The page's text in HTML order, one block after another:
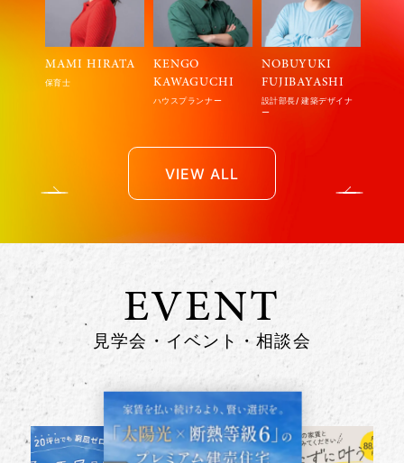
Previous
HIRATA
KENGO
KAWAGUCHI
NOBUYUKI
FUJIBAYASHI
設計部長
建築デザイナ
NOBUKO ARAI
建築デザイナー
Next
VIEW ALL
EVENT
見学会・イベント・相談会